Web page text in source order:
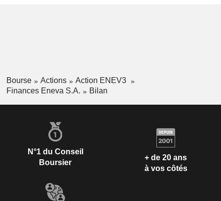
Bourse Actions
Action ENEV3
Finances Eneva S.A.
Bilan
N°1 du Conseil
Boursier
+ de 20 ans
à vos côtés